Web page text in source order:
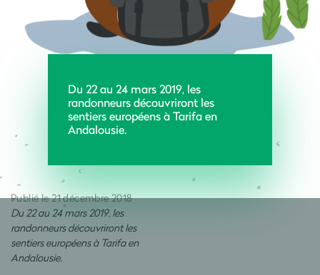
Du 22 au 24 mars 2019, les
randonneurs découvriront les
sentiers européens à Tarifa en
Andalousie.
Publié le 21 décembre 2018
Du 22 au 24 mars 2019, les
randonneurs découvriront les
sentiers européens à Tarifa en
Andalousie.